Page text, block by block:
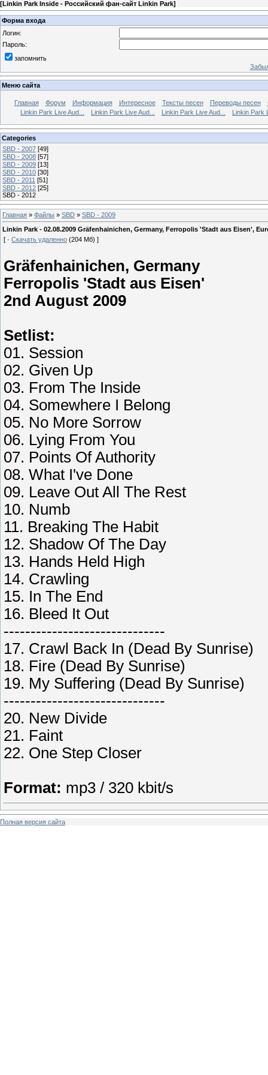
[Linkin Park Inside - Российский фан-сайт Linkin Park]
Форма входа
Логин:
Пароль:
запомнить
Меню сайта
Главная Форум Информация Интересное Тексты песен Переводы песен
Linkin Park Live Aud...
Linkin Park Live Aud... Linkin Park Live Aud... Linkin Park
Categories
SBD - 2007 [49]
SBD - 2008 [57]
SBD - 2009 [13]
SBD - 2010 [30]
SBD - 2011 [51]
SBD - 2012 [25]
SBD - 2012
Главная » Файлы » SBD » SBD - 2009
Linkin Park - 02.08.2009 Gräfenhainichen, Germany, Ferropolis 'Stadt aus Eisen',
[ · Скачать удаленно (204 Мб) ]
Gräfenhainichen, Germany
Ferropolis 'Stadt aus Eisen'
2nd August 2009
Setlist:
01. Session
02. Given Up
03. From The Inside
04. Somewhere I Belong
05. No More Sorrow
06. Lying From You
07. Points Of Authority
08. What I've Done
09. Leave Out All The Rest
10. Numb
11. Breaking The Habit
12. Shadow Of The Day
13. Hands Held High
14. Crawling
15. In The End
16. Bleed It Out
------------------------------
17. Crawl Back In (Dead By Sunrise)
18. Fire (Dead By Sunrise)
19. My Suffering (Dead By Sunrise)
------------------------------
20. New Divide
21. Faint
22. One Step Closer
Format: mp3 / 320 kbit/s
Полная версия сайта